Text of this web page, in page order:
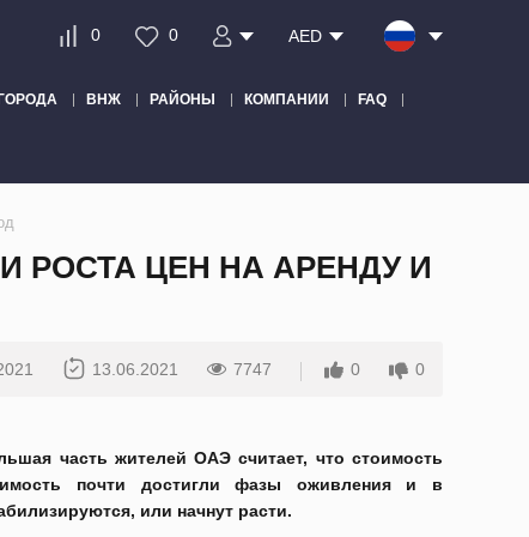
0 0 AED
ГОРОДА ВНЖ РАЙОНЫ КОМПАНИИ FAQ
ЦЕН НА АРЕНДУ И
13.06.2021 7747 0 0
часть жителей ОАЭ считает, что стоимость
почти достигли фазы оживления и в
или начнут расти.